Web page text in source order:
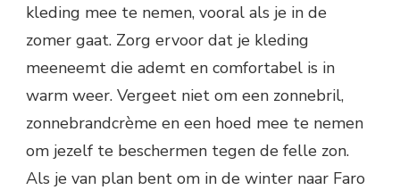
kleding mee te nemen, vooral als je in de
zomer gaat. Zorg ervoor dat je kleding
meeneemt die ademt en comfortabel is in
warm weer. Vergeet niet om een ​​zonnebril,
zonnebrandcrème en een hoed mee te nemen
om jezelf te beschermen tegen de felle zon.
Als je van plan bent om in de winter naar Faro